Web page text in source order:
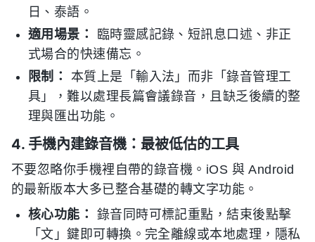
日、泰語。
適用場景：
臨時靈感記錄、短訊息口述、非正
式場合的快速備忘。
限制：
本質上是「輸入法」而非「錄音管理工
具」，難以處理長篇會議錄音，且缺乏後續的整
理與匯出功能。
4. 手機內建錄音機：最被低估的工具
不要忽略你手機裡自帶的錄音機。iOS 與 Android
的最新版本大多已整合基礎的轉文字功能。
核心功能：
錄音同時可標記重點，結束後點擊
「文」鍵即可轉換。完全離線或本地處理，隱私